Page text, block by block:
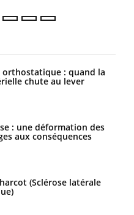
: quand la
chute au lever
: une déformation des
aux conséquences
(Sclérose latérale